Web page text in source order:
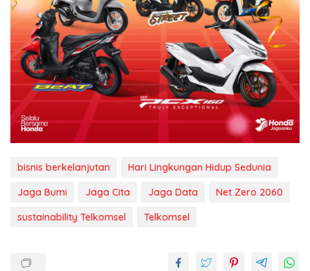
bisnis berkelanjutan
Hari Lingkungan Hidup Sedunia
Jaga Bumi
Jaga Cita Jaga Data
Net Zero 2060
sustainability Telkomsel
Telkomsel